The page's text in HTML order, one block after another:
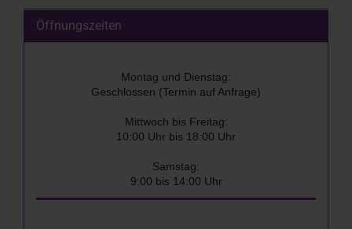
Öffnungszeiten
Montag und Dienstag:
Geschlossen (Termin auf Anfrage)
Mittwoch bis Freitag:
10:00 Uhr bis 18:00 Uhr
Samstag:
9:00 bis 14:00 Uhr